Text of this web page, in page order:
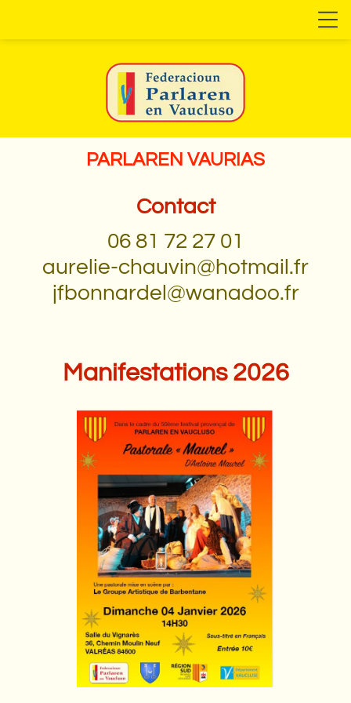
PARLAREN VAURIAS
Contact
06 81 72 27 01
aurelie-chauvin@hotmail.fr
jfbonnardel@wanadoo.fr
Manifestations 2026